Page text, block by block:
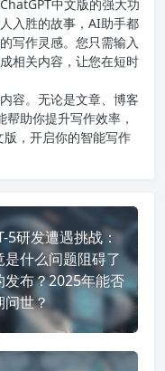
中文版的强大功
入胜的故事，AI助手都
写作灵感。您只需输入
相关内容，让您在短时
容。无论是文章、博客
助你提升写作效率，
版 ，开启你的智能写作
5研发遭遇挑战：
是什么问题阻碍了
发布？2025年能否
问世？